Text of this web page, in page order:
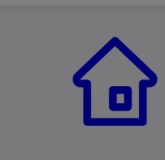
Nettbutikk